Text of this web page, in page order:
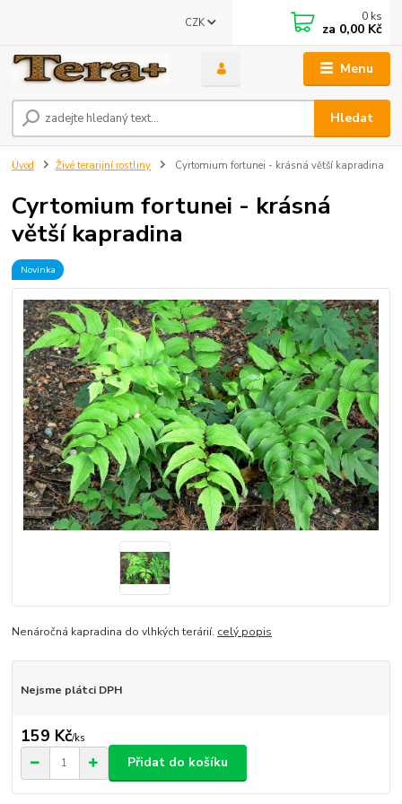
Menu
CZK
Hledat
0 ks
za 0,00 Kč
Úvod Živé terarijní rostliny Cyrtomium fortunei - krásná větší kapradina
Cyrtomium fortunei - krásná
větší kapradina
Novinka
Nenáročná kapradina do vlhkých terárií. celý popis
Nejsme plátci DPH
159 Kč/ks
Přidat do košíku